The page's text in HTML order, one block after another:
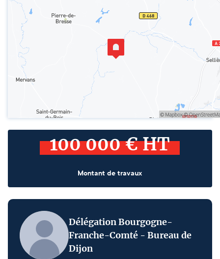
100 000 € HT
Montant de travaux
Délégation Bourgogne-
Franche-Comté - Bureau de
Dijon